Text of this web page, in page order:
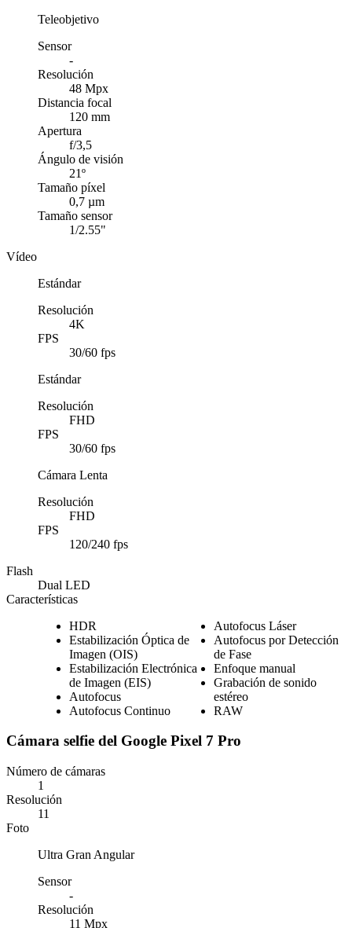
Teleobjetivo
Sensor
-
Resolución
48 Mpx
Distancia focal
120 mm
Apertura
f/3,5
Ángulo de visión
21º
Tamaño píxel
0,7 µm
Tamaño sensor
1/2.55"
Vídeo
Estándar
Resolución
4K
FPS
30/60 fps
Estándar
Resolución
FHD
FPS
30/60 fps
Cámara Lenta
Resolución
FHD
FPS
120/240 fps
Flash
Dual LED
Características
HDR
Estabilización Óptica de
Imagen (OIS)
Estabilización Electrónica
de Imagen (EIS)
Autofocus
Autofocus Continuo
Autofocus Láser
Autofocus por Detección
de Fase
Enfoque manual
Grabación de sonido
estéreo
RAW
Cámara selfie del Google Pixel 7 Pro
Número de cámaras
1
Resolución
11
Foto
Ultra Gran Angular
Sensor
-
Resolución
11 Mpx